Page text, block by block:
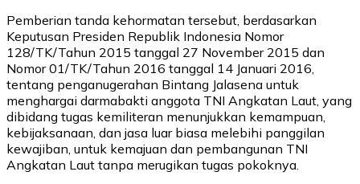
Pemberian tanda kehormatan tersebut, berdasarkan
Keputusan Presiden Republik Indonesia Nomor
128/TK/Tahun 2015 tanggal 27 November 2015 dan
Nomor 01/TK/Tahun 2016 tanggal 14 Januari 2016,
tentang penganugerahan Bintang Jalasena untuk
menghargai darmabakti anggota TNI Angkatan Laut, yang
dibidang tugas kemiliteran menunjukkan kemampuan,
kebijaksanaan, dan jasa luar biasa melebihi panggilan
kewajiban, untuk kemajuan dan pembangunan TNI
Angkatan Laut tanpa merugikan tugas pokoknya.